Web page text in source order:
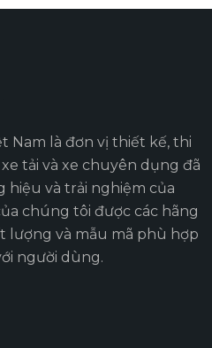
Nam là đơn vị thiết kế, thi
tải và xe chuyên dụng đã
và trải nghiệm của
chúng tôi được các hãng
lượng và mẫu mã phù hợp
người dùng.